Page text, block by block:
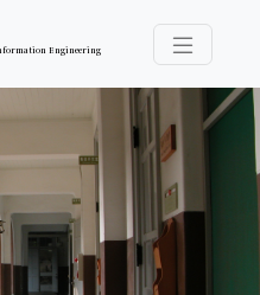
Engineering
導覽選